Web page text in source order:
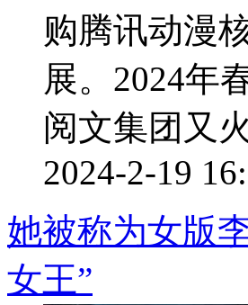
购腾讯动漫
展。2024年
阅文集团又
2024-2-19
她被称为女版
女王”